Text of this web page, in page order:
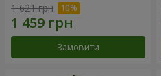
1 621 грн
Замовити